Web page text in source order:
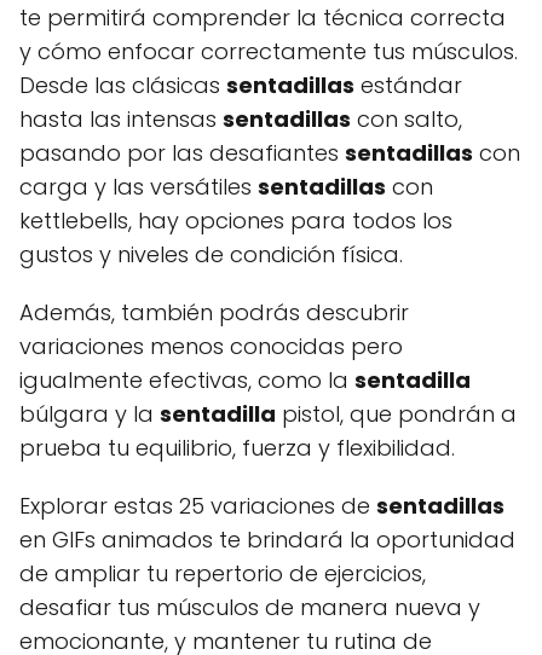
te permitirá comprender la técnica correcta
y cómo enfocar correctamente tus músculos.
Desde las clásicas sentadillas estándar
hasta las intensas sentadillas con salto,
pasando por las desafiantes sentadillas con
carga y las versátiles sentadillas con
kettlebells, hay opciones para todos los
gustos y niveles de condición física.
Además, también podrás descubrir
variaciones menos conocidas pero
igualmente efectivas, como la sentadilla
búlgara y la sentadilla pistol, que pondrán a
prueba tu equilibrio, fuerza y flexibilidad.
Explorar estas 25 variaciones de sentadillas
en GIFs animados te brindará la oportunidad
de ampliar tu repertorio de ejercicios,
desafiar tus músculos de manera nueva y
emocionante, y mantener tu rutina de